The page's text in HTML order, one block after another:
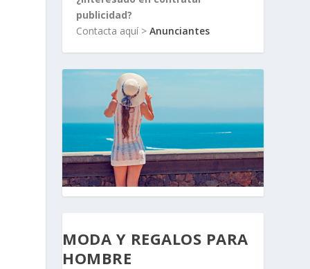
publicidad?
Contacta aquí >Anunciantes
MODA Y REGALOS PARA
HOMBRE